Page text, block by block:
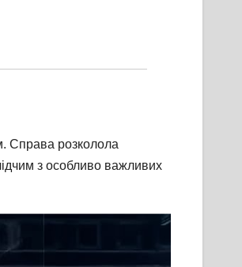
Справа розколола
з особливо важливих